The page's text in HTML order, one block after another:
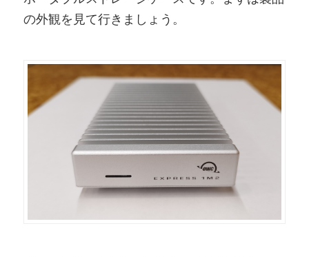
の外観を見て行きましょう。